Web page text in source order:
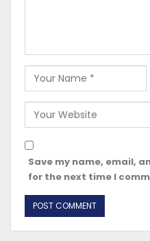
Save my name, email,
for the next time I